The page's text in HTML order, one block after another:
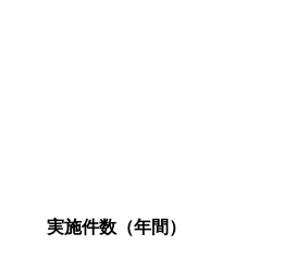
実施件数（年間）